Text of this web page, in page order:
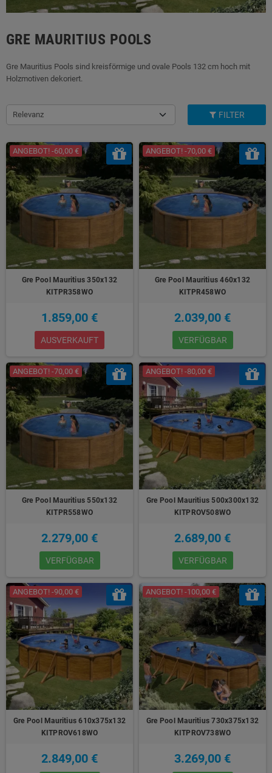
GRE MAURITIUS POOLS
Gre Mauritius Pools sind kreisförmige und ovale Pools 132 cm hoch mit
Holzmotiven dekoriert.
Relevanz FILTER
ANGEBOT! -60,00 €
Gre Pool Mauritius 350x132
KITPR358WO
1.859,00 €
AUSVERKAUFT
ANGEBOT! -70,00 €
Gre Pool Mauritius 460x132
KITPR458WO
2.039,00 €
VERFÜGBAR
ANGEBOT! -70,00 €
Gre Pool Mauritius 550x132
KITPR558WO
2.279,00 €
VERFÜGBAR
ANGEBOT! -80,00 €
Gre Pool Mauritius 500x300x132
KITPROV508WO
2.689,00 €
VERFÜGBAR
ANGEBOT! -90,00 €
Gre Pool Mauritius 610x375x132
KITPROV618WO
2.849,00 €
ANGEBOT! -100,00 €
Gre Pool Mauritius 730x375x132
KITPROV738WO
3.269,00 €